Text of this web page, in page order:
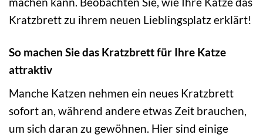
Kratzbrett zu ihrem neuen Lieblingsplatz erklärt!
So machen Sie das Kratzbrett für Ihre Katze
attraktiv
Manche Katzen nehmen ein neues Kratzbrett
sofort an, während andere etwas Zeit brauchen,
um sich daran zu gewöhnen. Hier sind einige